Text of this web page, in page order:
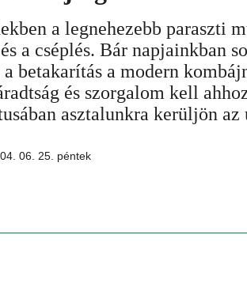
a legnehezebb paraszti
a cséplés. Bár napjainkban
betakarítás a modern
és szorgalom kell
asztalunkra kerüljön az
06. 25. péntek